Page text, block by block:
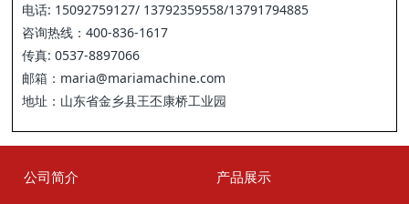
电话: 15092759127/ 13792359558/13791794885
咨询热线：400-836-1617
传真: 0537-8897066
邮箱：maria@mariamachine.com
地址：山东省金乡县王丕康桥工业园
公司简介
产品展示